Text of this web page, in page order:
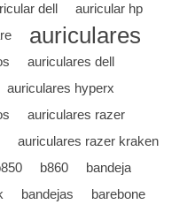
dell
auricular hp
auriculares
auriculares dell
auriculares hyperx
auriculares razer
auriculares razer kraken
b860
bandeja
bandejas
barebone